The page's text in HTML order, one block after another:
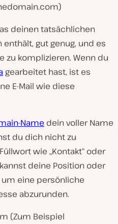
)
deinen tatsächlichen
gut genug, und es
zu komplizieren. Wenn du
gearbeitet hast, ist es
E-Mail wie diese
Name dein voller Name
du dich nicht zu
wie „Kontakt“ oder
deine Position oder
eine persönliche
abzurunden.
(Zum Beispiel